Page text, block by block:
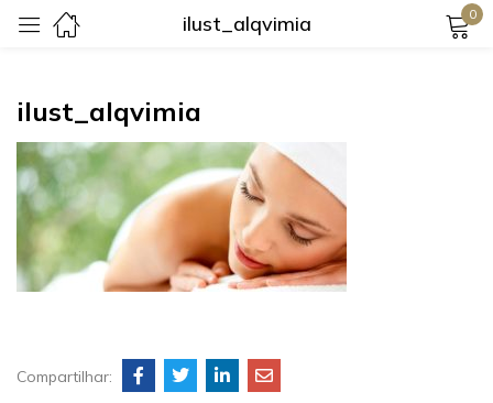
ilust_alqvimia 0
ilust_alqvimia
Compartilhar:
Lembrar-me Senha perdida?
Criar uma conta